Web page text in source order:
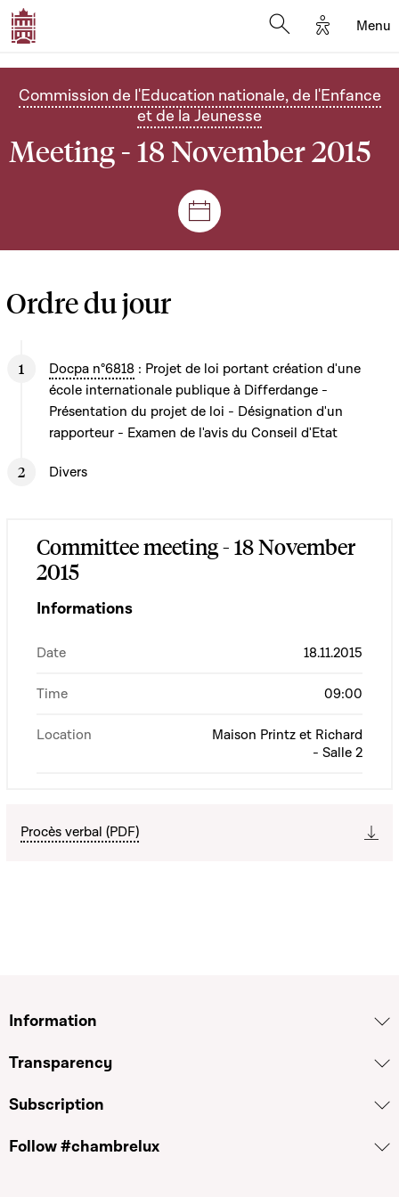
Options
Menu
Commission de l'Education nationale, de l'Enfance
et de la Jeunesse
Meeting - 18 November 2015
Sessions and meetings
Ordre du jour
Docpa n°6818 : Projet de loi portant création d'une
école internationale publique à Differdange -
Présentation du projet de loi - Désignation d'un
rapporteur - Examen de l'avis du Conseil d'Etat
Divers
Committee meeting - 18 November
2015
Informations
Date 18.11.2015
Time 09:00
Location
Maison Printz et Richard
- Salle 2
Procès verbal (PDF)
Information
Transparency
Subscription
Follow #chambrelux